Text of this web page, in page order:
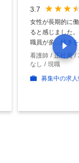
3.7
女性が長期的に
ると感じました
職員が多…続き
看護師
正社員
なし
現職
募集中の求